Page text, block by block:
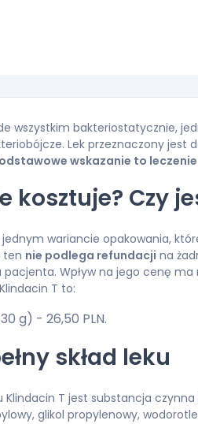
wszystkim bakteriostatycznie,
Lek przeznaczony jest
wskazanie to
kosztuje? Czy
wariancie opakowania,
ten nie podlega refundacji na
Wpływ na jego cenę
T to:
g) - 26,50 PLN.
skład leku
T jest substancja czynna
glikol propylenowy,